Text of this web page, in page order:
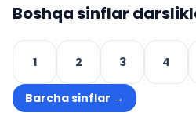
Boshqa sinflar
1 2 3 4
Barcha sinflar →